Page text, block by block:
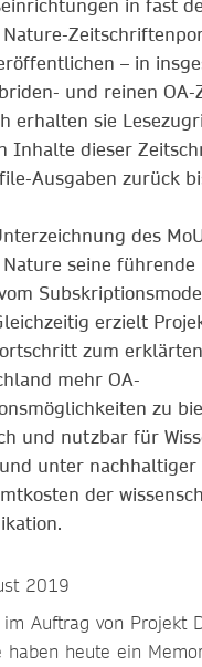
in fast
– in
und reinen OA-
erhalten sie
Inhalte dieser
Ausgaben zurück
des
seine führende
erzielt
zum
mehr OA-
zu
und nutzbar für
unter nachhaltiger
der
2019
im Auftrag von Projekt
haben heute ein